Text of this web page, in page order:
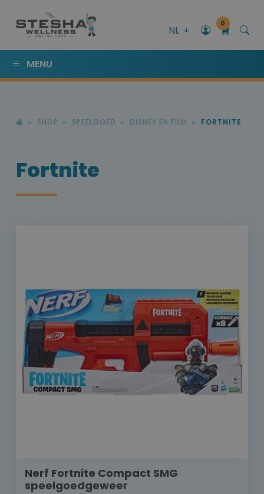
NL
0
MENU
SHOP SPEELGOED DISNEY EN FILM FORTNITE
Fortnite
Nerf Fortnite Compact SMG
speelgoedgeweer